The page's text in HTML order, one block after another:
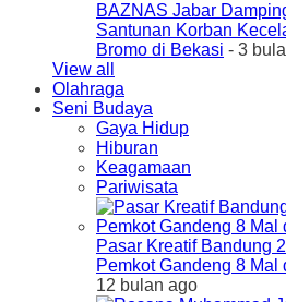
BAZNAS Jabar
Santunan Korban
Bromo di Bekasi - 3
View all
Olahraga
Seni Budaya
Gaya Hidup
Hiburan
Keagamaan
Pariwisata
Pasar Kreatif Bandung
Pemkot Gandeng 8
12 bulan ago